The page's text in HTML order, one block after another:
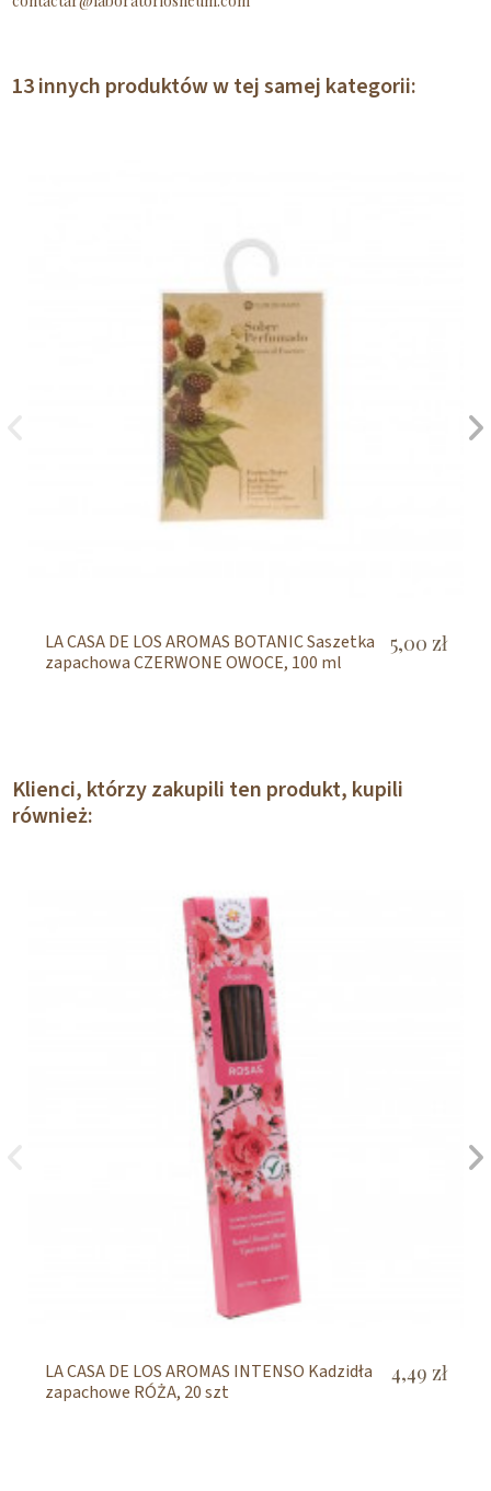
13 innych produktów w tej samej kategorii:
LA CASA DE LOS AROMAS BOTANIC Saszetka
zapachowa CZERWONE OWOCE, 100 ml
5,00 zł
Klienci, którzy zakupili ten produkt, kupili
również:
LA CASA DE LOS AROMAS INTENSO Kadzidła
zapachowe RÓŻA, 20 szt
4,49 zł